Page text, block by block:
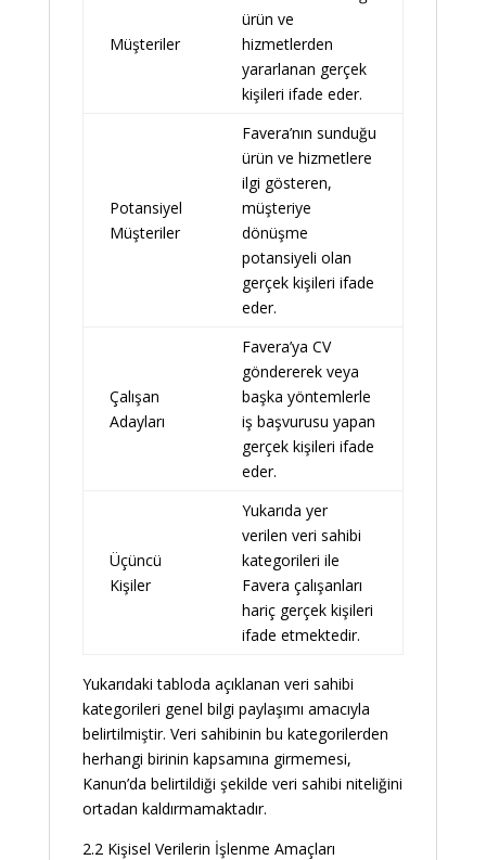
Müşteriler
ürün ve
hizmetlerden
yararlanan gerçek
kişileri ifade eder.
Potansiyel
Müşteriler
Favera’nın sunduğu
ürün ve hizmetlere
ilgi gösteren,
müşteriye
dönüşme
potansiyeli olan
gerçek kişileri ifade
eder.
Çalışan
Adayları
Favera’ya CV
göndererek veya
başka yöntemlerle
iş başvurusu yapan
gerçek kişileri ifade
eder.
Üçüncü
Kişiler
Yukarıda yer
verilen veri sahibi
kategorileri ile
Favera çalışanları
hariç gerçek kişileri
ifade etmektedir.
Yukarıdaki tabloda açıklanan veri sahibi
kategorileri genel bilgi paylaşımı amacıyla
belirtilmiştir. Veri sahibinin bu kategorilerden
herhangi birinin kapsamına girmemesi,
Kanun’da belirtildiği şekilde veri sahibi niteliğini
ortadan kaldırmamaktadır.
2.2 Kişisel Verilerin İşlenme Amaçları